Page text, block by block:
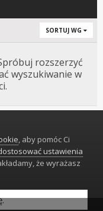
SORTUJ WG
rozszerzyć
wyszukiwanie w
, aby pomóc Ci
ustawienia
że wyrażasz